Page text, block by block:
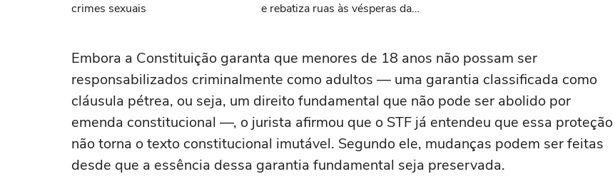
crimes sexuais
e rebatiza ruas às vésperas da
Embora a Constituição garanta que menores de 18 anos não possam ser
responsabilizados criminalmente como adultos — uma garantia classificada como
cláusula pétrea, ou seja, um direito fundamental que não pode ser abolido por
emenda constitucional —, o jurista afirmou que o STF já entendeu que essa proteção
não torna o texto constitucional imutável. Segundo ele, mudanças podem ser feitas
desde que a essência dessa garantia fundamental seja preservada.